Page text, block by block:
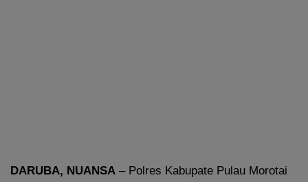
DARUBA, NUANSA – Polres Kabupate Pulau Morotai